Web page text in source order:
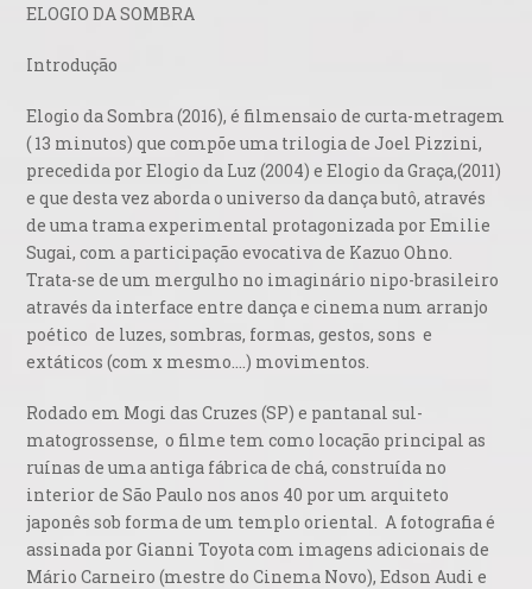
ELOGIO DA SOMBRA
Introdução
Elogio da Sombra (2016), é filmensaio de curta-metragem
( 13 minutos) que compõe uma trilogia de Joel Pizzini,
precedida por Elogio da Luz (2004) e Elogio da Graça,(2011)
e que desta vez aborda o universo da dança butô, através
de uma trama experimental protagonizada por Emilie
Sugai, com a participação evocativa de Kazuo Ohno.
Trata-se de um mergulho no imaginário nipo-brasileiro
através da interface entre dança e cinema num arranjo
poético de luzes, sombras, formas, gestos, sons e
extáticos (com x mesmo….) movimentos.
Rodado em Mogi das Cruzes (SP) e pantanal sul-
matogrossense, o filme tem como locação principal as
ruínas de uma antiga fábrica de chá, construída no
interior de São Paulo nos anos 40 por um arquiteto
japonês sob forma de um templo oriental. A fotografia é
assinada por Gianni Toyota com imagens adicionais de
Mário Carneiro (mestre do Cinema Novo), Edson Audi e